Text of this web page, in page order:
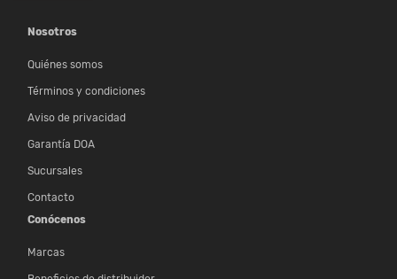
Nosotros
Quiénes somos
Términos y condiciones
Aviso de privacidad
Garantía DOA
Sucursales
Contacto
Conócenos
Marcas